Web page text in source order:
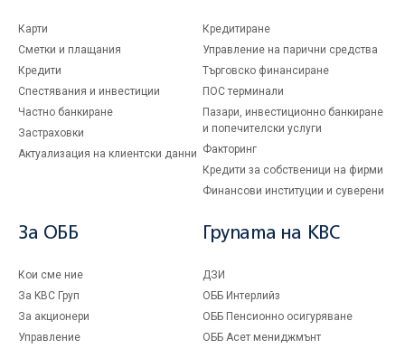
Карти
Сметки и плащания
Кредити
Спестявания и инвестиции
Частно банкиране
Застраховки
Актуализация на клиентски данни
Кредитиране
Управление на парични средства
Търговско финансиране
ПОС терминали
Пазари, инвестиционно банкиране
и попечителски услуги
Факторинг
Кредити за собственици на фирми
Финансови институции и суверени
За ОББ
Кои сме ние
За KBC Груп
За акционери
Управление
Групата на KBC
ДЗИ
ОББ Интерлийз
ОББ Пенсионно осигуряване
ОББ Асет мениджмънт